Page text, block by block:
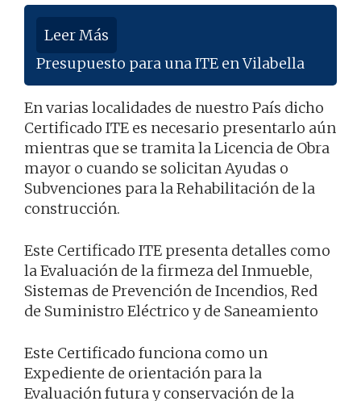
Leer Más
Presupuesto para una ITE en Vilabella
En varias localidades de nuestro País dicho
Certificado ITE es necesario presentarlo aún
mientras que se tramita la Licencia de Obra
mayor o cuando se solicitan Ayudas o
Subvenciones para la Rehabilitación de la
construcción.
Este Certificado ITE presenta detalles como
la Evaluación de la firmeza del Inmueble,
Sistemas de Prevención de Incendios, Red
de Suministro Eléctrico y de Saneamiento
Este Certificado funciona como un
Expediente de orientación para la
Evaluación futura y conservación de la